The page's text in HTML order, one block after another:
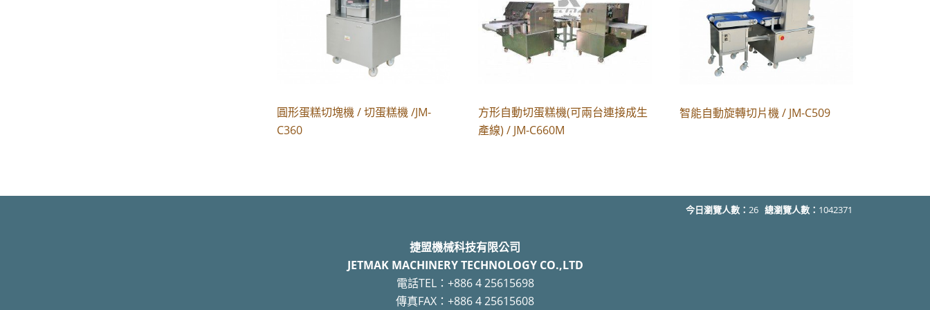
圓形蛋糕切塊機 / 切蛋糕機 /JM-
C360
方形自動切蛋糕機(可兩台連接成生
產線) / JM-C660M
智能自動旋轉切片機 / JM-C509
今日瀏覽人數： 26 總瀏覽人數： 1042371
捷盟機械科技有限公司
JETMAK MACHINERY TECHNOLOGY CO.,LTD
電話TEL：+886 4 25615698
傳真FAX：+886 4 25615608